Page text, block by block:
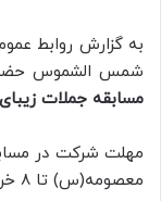
به گزارش روابط
شمس الشموس
مسابقه جملات زیبای
معصومه(س) تا ۸ خرداد بود.